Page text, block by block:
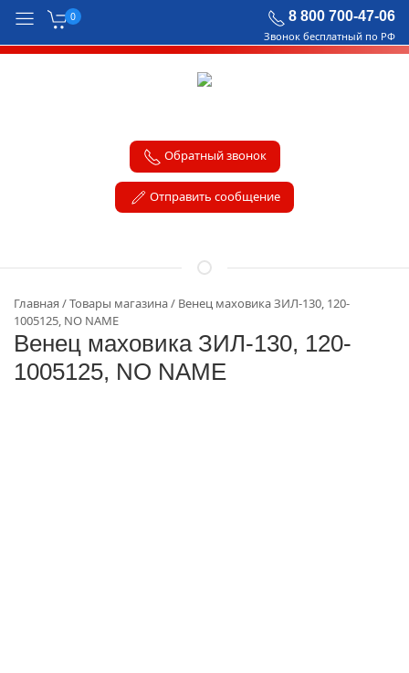
0 8 800 700-47-06
Звонок бесплатный по РФ
Обратный звонок
Отправить сообщение
Главная Товары магазина
Венец маховика ЗИЛ-130, 120-
1005125, NO NAME
Венец маховика ЗИЛ-130, 120-
1005125, NO NAME